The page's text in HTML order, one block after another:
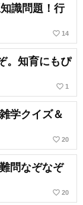
識問題！行
favorite_border 14
。知育にもぴ
favorite_border 1
学クイズ＆
favorite_border 20
問なぞなぞ
favorite_border 20